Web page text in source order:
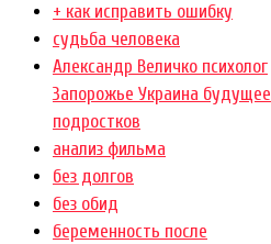
+ как исправить ошибку
cудьба человека
Александр Величко психолог
Запорожье Украина будущее
подростков
анализ фильма
без долгов
без обид
беременность после